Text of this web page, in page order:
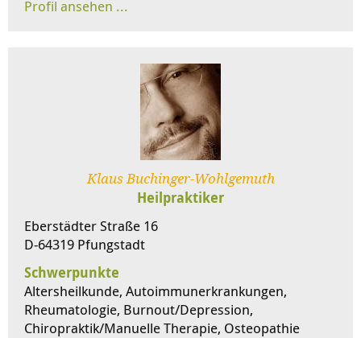
Klaus Buchinger-Wohlgemuth
Heilpraktiker
Eberstädter Straße 16
D-64319 Pfungstadt
Schwerpunkte
Altersheilkunde, Autoimmunerkrankungen,
Rheumatologie, Burnout/Depression,
Chiropraktik/Manuelle Therapie, Osteopathie